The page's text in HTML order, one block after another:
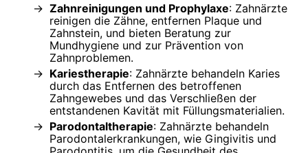
Zahnreinigungen und Prophylaxe: Zahnärzte
reinigen die Zähne, entfernen Plaque und
Zahnstein, und bieten Beratung zur
Mundhygiene und zur Prävention von
Zahnproblemen.
Kariestherapie: Zahnärzte behandeln Karies
durch das Entfernen des betroffenen
Zahngewebes und das Verschließen der
entstandenen Kavität mit Füllungsmaterialien.
Parodontaltherapie: Zahnärzte behandeln
Parodontalerkrankungen, wie Gingivitis und